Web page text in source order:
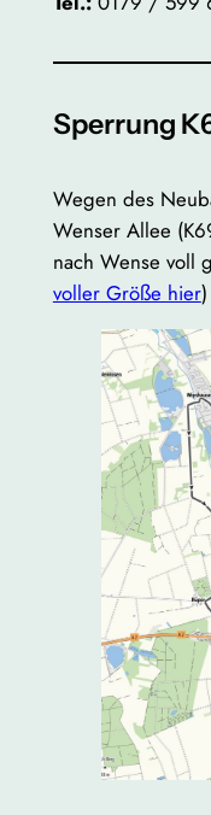
Sperrung
Wegen des
Wenser Allee
nach Wense voll
voller Größe hier)